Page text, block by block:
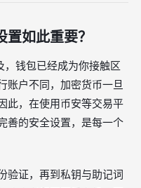
如此重要？
钱包已经成为你接触区
账户不同，加密货币一旦
此，在使用币安等交易平
善的安全设置，是每一个
验证，再到私钥与助记词